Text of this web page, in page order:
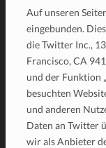
Auf unseren
eingebunden.
die Twitter Inc.,
Francisco, CA
und der Funktion
besuchten
und anderen
Daten an Twitter
wir als Anbieter